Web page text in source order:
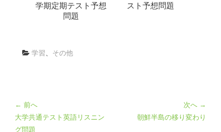
学期定期テスト予想
問題
スト予想問題
学習 その他
← 前へ
大学共通テスト英語リスニン
グ問題
次へ →
朝鮮半島の移り変わり